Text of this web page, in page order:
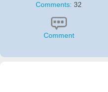
Comments:32
Comment